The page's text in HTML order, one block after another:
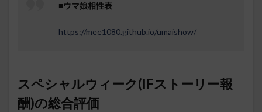
■ウマ娘相性表
https://mee1080.github.io/umaishow/
スペシャルウィーク(IFストーリー報
酬)の総合評価